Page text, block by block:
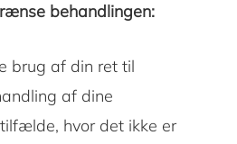
behandlingen:
brug af din ret til
af dine
hvor det ikke er